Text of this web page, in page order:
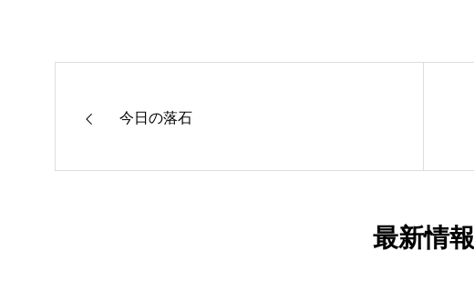
今日の落石
最新情報